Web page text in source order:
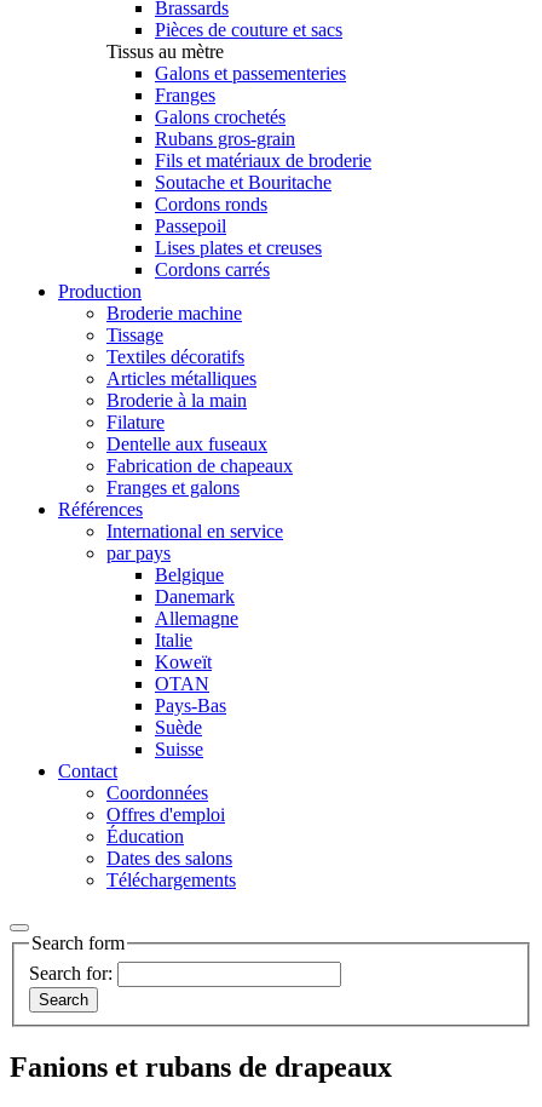
Brassards
Pièces de couture et sacs
Tissus au mètre
Galons et passementeries
Franges
Galons crochetés
Rubans gros-grain
Fils et matériaux de broderie
Soutache et Bouritache
Cordons ronds
Passepoil
Lises plates et creuses
Cordons carrés
Production
Broderie machine
Tissage
Textiles décoratifs
Articles métalliques
Broderie à la main
Filature
Dentelle aux fuseaux
Fabrication de chapeaux
Franges et galons
Références
International en service
par pays
Belgique
Danemark
Allemagne
Italie
Koweït
OTAN
Pays-Bas
Suède
Suisse
Contact
Coordonnées
Offres d'emploi
Éducation
Dates des salons
Téléchargements
Search form
Search for:
Fanions et rubans de drapeaux